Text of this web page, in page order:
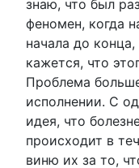
знаю, что был
феномен, когда
начала до конца,
кажется, что
Проблема
исполнении. С
идея, что
происходит в
виню их за то,